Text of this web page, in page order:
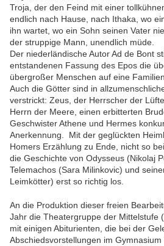
Troja, der den Feind mit einer
endlich nach Hause, nach Ithaka, wo
ihn wartet, wo ein Sohn seinen Vater
der struppige Mann, unendlich müde.
Der niederländische Autor Ad de Bont
entstandenen Fassung des Epos die
übergroßer Menschen auf eine
Auch die Götter sind in
verstrickt: Zeus, der Herrscher der
Herrn der Meere, einen erbitterten
Geschwister Athene und Hermes
Anerkennung. Mit der geglückten
Homers Erzählung zu Ende, nicht so
die Geschichte von Odysseus (Nikolaj
Telemachos (Sara Milinkovic) und
Leimkötter) erst so richtig los.
An die Produktion dieser freien
Jahr die Theatergruppe der Mittelstufe
mit einigen Abiturienten, die bei der
Abschiedsvorstellungen im Gymnasium